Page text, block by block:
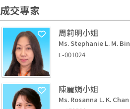
成交專家
周莉明小姐
Ms. Stephanie L. M. Bin
E-001024
陳麗娟小姐
Ms. Rosanna L. K. Chan